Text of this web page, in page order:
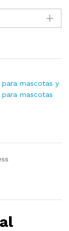
mascotas y
mascotas